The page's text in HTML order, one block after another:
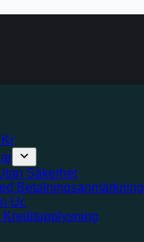
Säkerhet
Betalningsanmärkning
Uc
Kreditupplysning